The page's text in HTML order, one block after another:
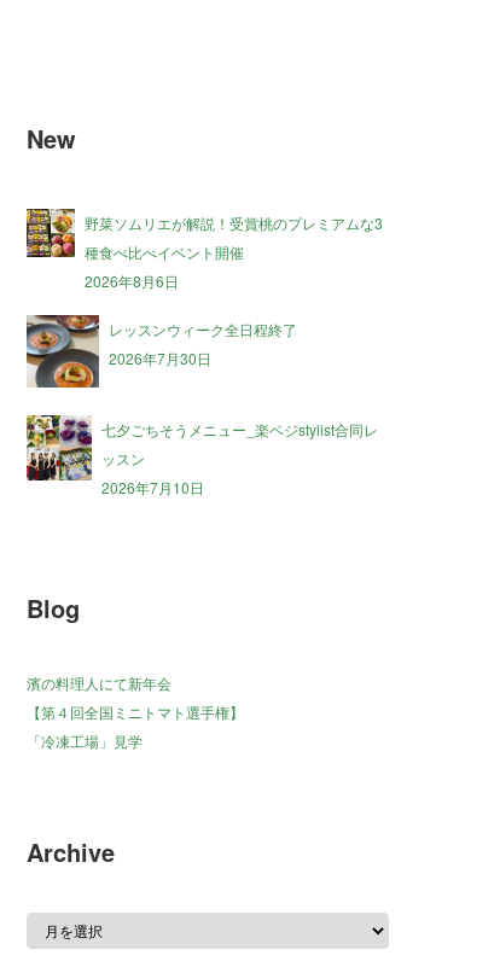
New
野菜ソムリエが解説！受賞桃のプレミアムな3
種食べ比べイベント開催
2026年8月6日
レッスンウィーク全日程終了
2026年7月30日
七夕ごちそうメニュー_楽ベジstylist合同レ
ッスン
2026年7月10日
Blog
濱の料理人にて新年会
【第４回全国ミニトマト選手権】
「冷凍工場」見学
Archive